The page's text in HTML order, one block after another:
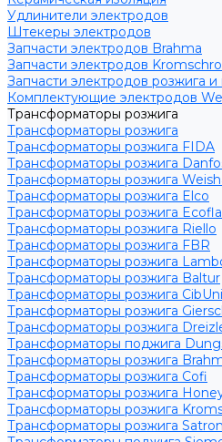
Удлинители электродов
Штекеры электродов
Запчасти электродов Brahma
Запчасти электродов
Запчасти электродов розжига
Комплектующие электродов
Трансформаторы розжига
Трансформаторы розжига
Трансформаторы розжига FIDA
Трансформаторы розжига
Трансформаторы розжига
Трансформаторы розжига Elco
Трансформаторы розжига
Трансформаторы розжига Riello
Трансформаторы розжига FBR
Трансформаторы розжига
Трансформаторы розжига Baltur
Трансформаторы розжига
Трансформаторы розжига
Трансформаторы розжига
Трансформаторы поджига
Трансформаторы розжига
Трансформаторы розжига Cofi
Трансформаторы розжига
Трансформаторы розжига
Трансформаторы розжига